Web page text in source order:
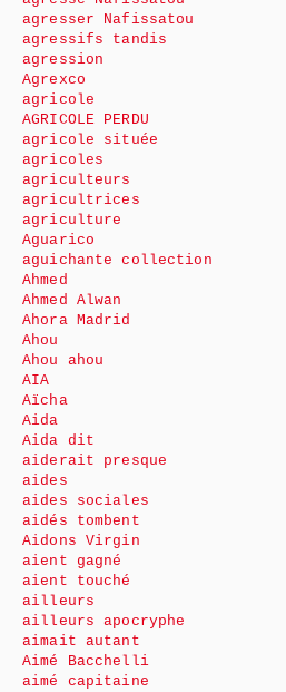
agresser Nafissatou
agressifs tandis
agression
Agrexco
agricole
AGRICOLE PERDU
agricole située
agricoles
agriculteurs
agricultrices
agriculture
Aguarico
aguichante collection
Ahmed
Ahmed Alwan
Ahora Madrid
Ahou
Ahou ahou
AIA
Aïcha
Aida
Aida dit
aiderait presque
aides
aides sociales
aidés tombent
Aidons Virgin
aient gagné
aient touché
ailleurs
ailleurs apocryphe
aimait autant
Aimé Bacchelli
aimé capitaine